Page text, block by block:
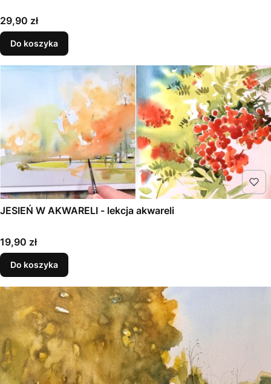
Cena
29,90 zł
Do koszyka
JESIEŃ W AKWARELI - lekcja akwareli
Cena
19,90 zł
Do koszyka